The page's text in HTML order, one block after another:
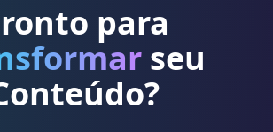
para
seu